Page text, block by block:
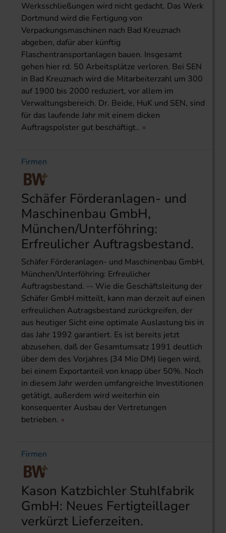
Werksschließungen wird nicht gedacht. Das Werk
Dortmund wird die Fertigung von
Verpackungsmaschinen nach Bad Kreuznach
abgeben, dafür aber künftig
Flaschentransportanlagen bauen. Insgesamt
gehen hier rd. 50 Arbeitsplätze verloren. Bei SEN
in Bad Kreuznach wird die Mitarbeiterzahl um 300
auf 1900 bis 2000 reduziert, vor allem im
Verwaltungsbereich. Dr. Beide, HuK und SEN, sind
für das laufende Jahr mit einem dicken
Auftragspolster gut beschäftigt..
Firmen
Schäfer Förderanlagen- und
Maschinenbau GmbH,
München/Unterföhring:
Erfreulicher Auftragsbestand.
Schäfer Förderanlagen- und Maschinenbau GmbH,
München/Unterföhring: Erfreulicher
Auftragsbestand. -- Wie die Geschäftsleitung der
Schäfer GmbH mitteilt, kann man derzeit auf einen
erfreulichen Autragsbestand zurückgreifen, der
aus heutiger Sicht eine optimale Auslastung bis in
das Jahr 1992 garantiert. Es ist bereits jetzt
abzusehen, daß der Gesamtumsatz 1991 deutlich
über dem des Vorjahres (34 Mio DM) liegen wird,
bei einem Exportanteil von knapp über 50%. Noch
in diesem Jahr werden umfangreiche Investitionen
getätigt, außerdem wird weiterhin ein
konsequenter Ausbau der Vertretungen
betrieben.
Firmen
Kason Katzbichler Stuhlfabrik
GmbH: Neues Fertigteillager
verkürzt Lieferzeiten.